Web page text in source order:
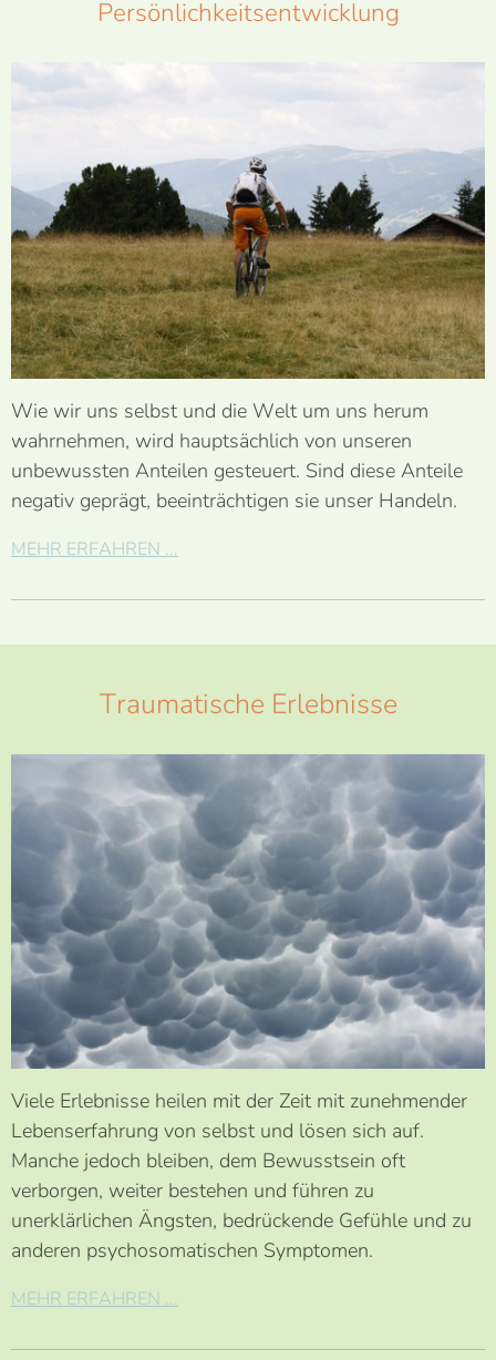
Persönlichkeitsentwicklung
Wie wir uns selbst und die Welt um uns herum
wahrnehmen, wird hauptsächlich von unseren
unbewussten Anteilen gesteuert. Sind diese Anteile
negativ geprägt, beeinträchtigen sie unser Handeln.
MEHR ERFAHREN ...
Traumatische Erlebnisse
Viele Erlebnisse heilen mit der Zeit mit zunehmender
Lebenserfahrung von selbst und lösen sich auf.
Manche jedoch bleiben, dem Bewusstsein oft
verborgen, weiter bestehen und führen zu
unerklärlichen Ängsten, bedrückende Gefühle und zu
anderen psychosomatischen Symptomen.
MEHR ERFAHREN ...